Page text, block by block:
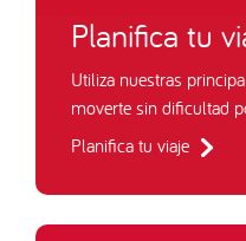
Planifica tu
Utiliza nuestras
moverte sin dificultad
Planifica tu viaje